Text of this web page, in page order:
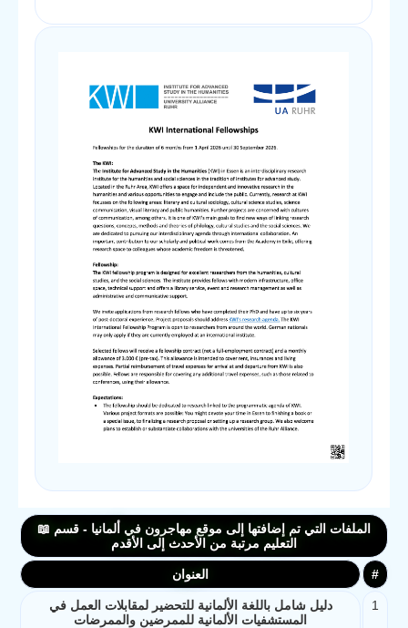
الملفات التي تم إضافتها إلى موقع مهاجرون في ألمانيا - قسم 📖
التعليم مرتبة من الأحدث إلى الأقدم
# العنوان
1
دليل شامل باللغة الألمانية للتحضير لمقابلات العمل في
المستشفيات الألمانية للممرضين والممرضات